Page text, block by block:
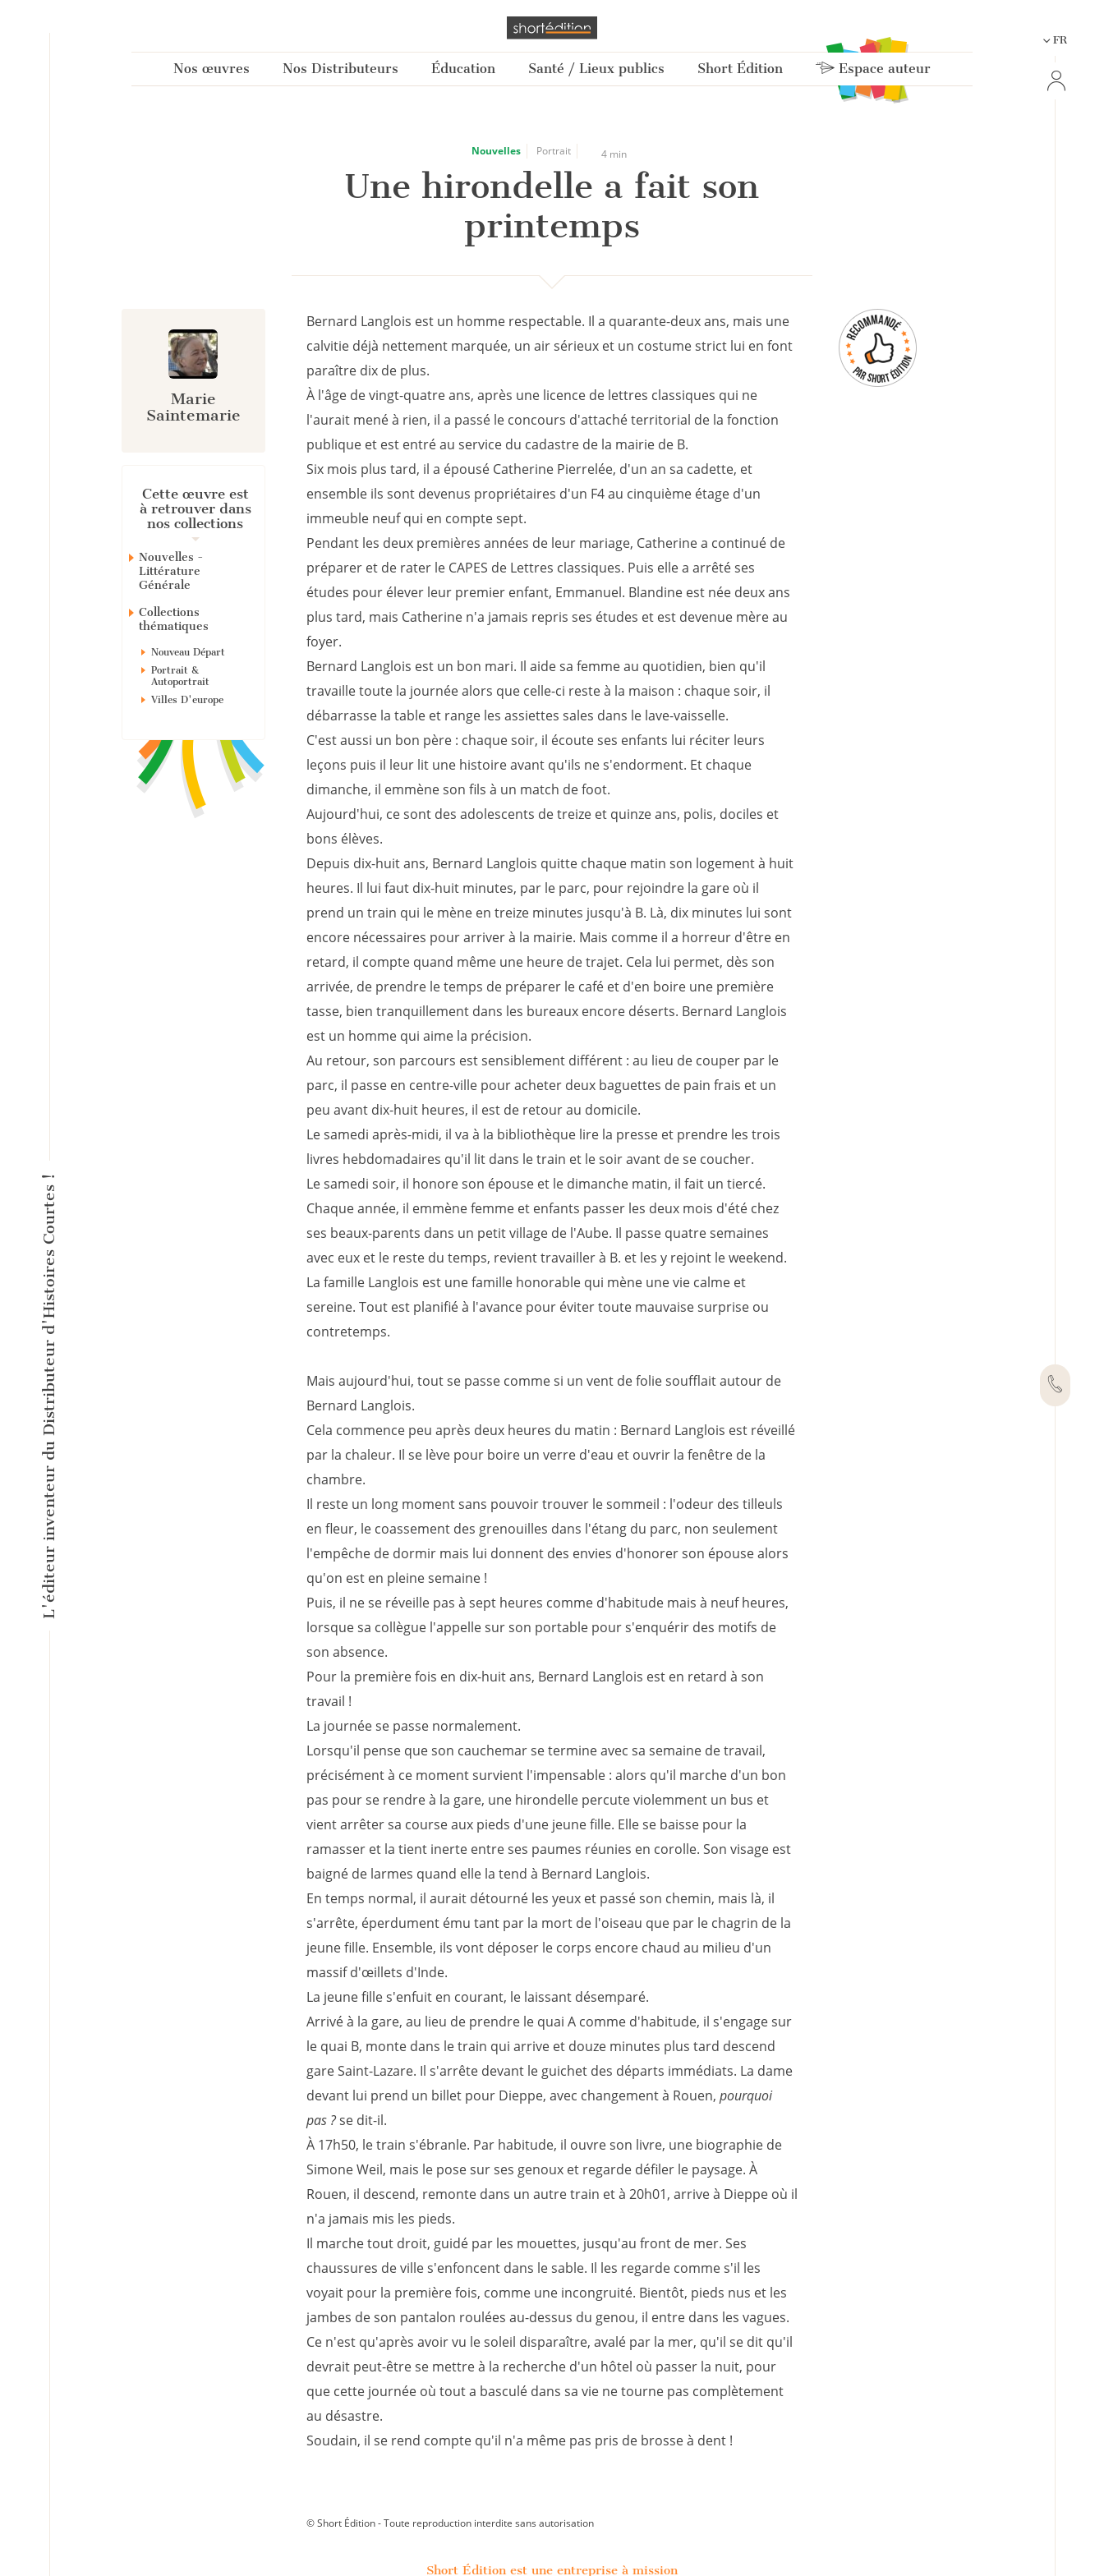
L'éditeur inventeur du Distributeur d'Histoires Courtes !
Nos œuvres Nos Distributeurs Éducation Santé / Lieux publics Short Édition Espace auteur
FR
Nouvelles Portrait 4 min
Une hirondelle a fait son
printemps
Marie
Saintemarie
Cette œuvre est
à retrouver dans
nos collections
Nouvelles -
Littérature
Générale
Collections
thématiques
Nouveau Départ
Portrait &
Autoportrait
Villes D'europe
Bernard Langlois est un homme respectable. Il a quarante-deux ans, mais une
calvitie déjà nettement marquée, un air sérieux et un costume strict lui en font
paraître dix de plus.
À l'âge de vingt-quatre ans, après une licence de lettres classiques qui ne
l'aurait mené à rien, il a passé le concours d'attaché territorial de la fonction
publique et est entré au service du cadastre de la mairie de B.
Six mois plus tard, il a épousé Catherine Pierrelée, d'un an sa cadette, et
ensemble ils sont devenus propriétaires d'un F4 au cinquième étage d'un
immeuble neuf qui en compte sept.
Pendant les deux premières années de leur mariage, Catherine a continué de
préparer et de rater le CAPES de Lettres classiques. Puis elle a arrêté ses
études pour élever leur premier enfant, Emmanuel. Blandine est née deux ans
plus tard, mais Catherine n'a jamais repris ses études et est devenue mère au
foyer.
Bernard Langlois est un bon mari. Il aide sa femme au quotidien, bien qu'il
travaille toute la journée alors que celle-ci reste à la maison : chaque soir, il
débarrasse la table et range les assiettes sales dans le lave-vaisselle.
C'est aussi un bon père : chaque soir, il écoute ses enfants lui réciter leurs
leçons puis il leur lit une histoire avant qu'ils ne s'endorment. Et chaque
dimanche, il emmène son fils à un match de foot.
Aujourd'hui, ce sont des adolescents de treize et quinze ans, polis, dociles et
bons élèves.
Depuis dix-huit ans, Bernard Langlois quitte chaque matin son logement à huit
heures. Il lui faut dix-huit minutes, par le parc, pour rejoindre la gare où il
prend un train qui le mène en treize minutes jusqu'à B. Là, dix minutes lui sont
encore nécessaires pour arriver à la mairie. Mais comme il a horreur d'être en
retard, il compte quand même une heure de trajet. Cela lui permet, dès son
arrivée, de prendre le temps de préparer le café et d'en boire une première
tasse, bien tranquillement dans les bureaux encore déserts. Bernard Langlois
est un homme qui aime la précision.
Au retour, son parcours est sensiblement différent : au lieu de couper par le
parc, il passe en centre-ville pour acheter deux baguettes de pain frais et un
peu avant dix-huit heures, il est de retour au domicile.
Le samedi après-midi, il va à la bibliothèque lire la presse et prendre les trois
livres hebdomadaires qu'il lit dans le train et le soir avant de se coucher.
Le samedi soir, il honore son épouse et le dimanche matin, il fait un tiercé.
Chaque année, il emmène femme et enfants passer les deux mois d'été chez
ses beaux-parents dans un petit village de l'Aube. Il passe quatre semaines
avec eux et le reste du temps, revient travailler à B. et les y rejoint le weekend.
La famille Langlois est une famille honorable qui mène une vie calme et
sereine. Tout est planifié à l'avance pour éviter toute mauvaise surprise ou
contretemps.
Mais aujourd'hui, tout se passe comme si un vent de folie soufflait autour de
Bernard Langlois.
Cela commence peu après deux heures du matin : Bernard Langlois est réveillé
par la chaleur. Il se lève pour boire un verre d'eau et ouvrir la fenêtre de la
chambre.
Il reste un long moment sans pouvoir trouver le sommeil : l'odeur des tilleuls
en fleur, le coassement des grenouilles dans l'étang du parc, non seulement
l'empêche de dormir mais lui donnent des envies d'honorer son épouse alors
qu'on est en pleine semaine !
Puis, il ne se réveille pas à sept heures comme d'habitude mais à neuf heures,
lorsque sa collègue l'appelle sur son portable pour s'enquérir des motifs de
son absence.
Pour la première fois en dix-huit ans, Bernard Langlois est en retard à son
travail !
La journée se passe normalement.
Lorsqu'il pense que son cauchemar se termine avec sa semaine de travail,
précisément à ce moment survient l'impensable : alors qu'il marche d'un bon
pas pour se rendre à la gare, une hirondelle percute violemment un bus et
vient arrêter sa course aux pieds d'une jeune fille. Elle se baisse pour la
ramasser et la tient inerte entre ses paumes réunies en corolle. Son visage est
baigné de larmes quand elle la tend à Bernard Langlois.
En temps normal, il aurait détourné les yeux et passé son chemin, mais là, il
s'arrête, éperdument ému tant par la mort de l'oiseau que par le chagrin de la
jeune fille. Ensemble, ils vont déposer le corps encore chaud au milieu d'un
massif d'œillets d'Inde.
La jeune fille s'enfuit en courant, le laissant désemparé.
Arrivé à la gare, au lieu de prendre le quai A comme d'habitude, il s'engage sur
le quai B, monte dans le train qui arrive et douze minutes plus tard descend
gare Saint-Lazare. Il s'arrête devant le guichet des départs immédiats. La dame
devant lui prend un billet pour Dieppe, avec changement à Rouen, pourquoi
pas ?se dit-il.
À 17h50, le train s'ébranle. Par habitude, il ouvre son livre, une biographie de
Simone Weil, mais le pose sur ses genoux et regarde défiler le paysage. À
Rouen, il descend, remonte dans un autre train et à 20h01, arrive à Dieppe où il
n'a jamais mis les pieds.
Il marche tout droit, guidé par les mouettes, jusqu'au front de mer. Ses
chaussures de ville s'enfoncent dans le sable. Il les regarde comme s'il les
voyait pour la première fois, comme une incongruité. Bientôt, pieds nus et les
jambes de son pantalon roulées au-dessus du genou, il entre dans les vagues.
Ce n'est qu'après avoir vu le soleil disparaître, avalé par la mer, qu'il se dit qu'il
devrait peut-être se mettre à la recherche d'un hôtel où passer la nuit, pour
que cette journée où tout a basculé dans sa vie ne tourne pas complètement
au désastre.
Soudain, il se rend compte qu'il n'a même pas pris de brosse à dent !
© Short Édition - Toute reproduction interdite sans autorisation
Short Édition est une entreprise à mission